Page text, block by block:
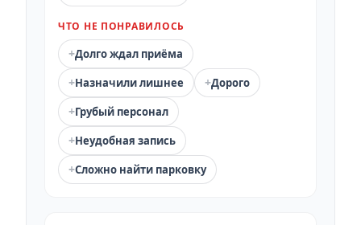
ЧТО НЕ ПОНРАВИЛОСЬ
+Долго ждал приёма
+Назначили лишнее +Дорого
+Грубый персонал
+Неудобная запись
+Сложно найти парковку